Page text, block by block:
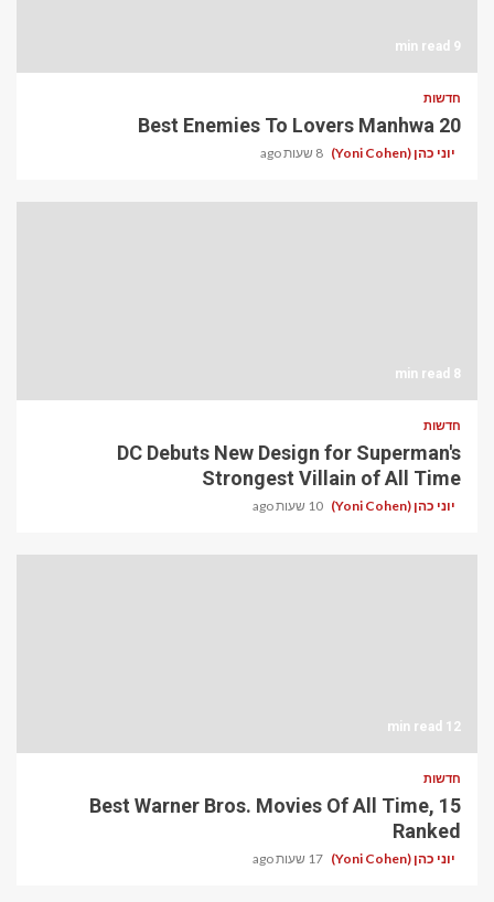
9 min read
חדשות
20 Best Enemies To Lovers Manhwa
יוני כהן (Yoni Cohen) 8 שעות ago
8 min read
חדשות
DC Debuts New Design for Superman's
Strongest Villain of All Time
יוני כהן (Yoni Cohen) 10 שעות ago
12 min read
חדשות
15 Best Warner Bros. Movies Of All Time,
Ranked
יוני כהן (Yoni Cohen) 17 שעות ago